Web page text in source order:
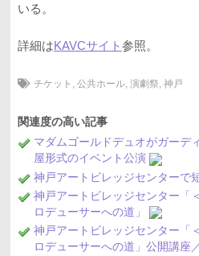
いる。
詳細はKAVCサイト 参照。
チケット , 公共ホール, 演劇祭, 神戸
関連度の高い記事
マダムゴールドデュオがガーデ
屋形式のイベント公演
神戸アートビレッジセンターで
神戸アートビレッジセンター「
ロデューサーへの道」
神戸アートビレッジセンター「
ロデューサーへの道」公開講座